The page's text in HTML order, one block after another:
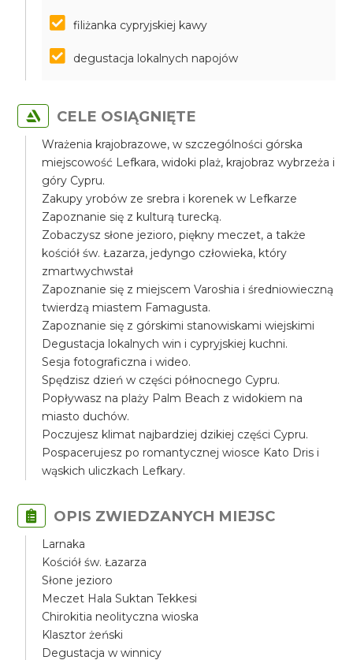
filiżanka cypryjskiej kawy
degustacja lokalnych napojów
CELE OSIĄGNIĘTE
Wrażenia krajobrazowe, w szczególności górska
miejscowość Lefkara, widoki plaż, krajobraz wybrzeża i
góry Cypru.
Zakupy yrobów ze srebra i korenek w Lefkarze
Zapoznanie się z kulturą turecką.
Zobaczysz słone jezioro, piękny meczet, a także
kościół św. Łazarza, jedyngo człowieka, który
zmartwychwstał
Zapoznanie się z miejscem Varoshia i średniowieczną
twierdzą miastem Famagusta.
Zapoznanie się z górskimi stanowiskami wiejskimi
Degustacja lokalnych win i cypryjskiej kuchni.
Sesja fotograficzna i wideo.
Spędzisz dzień w części północnego Cypru.
Popływasz na plaży Palm Beach z widokiem na
miasto duchów.
Poczujesz klimat najbardziej dzikiej części Cypru.
Pospacerujesz po romantycznej wiosce Kato Dris i
wąskich uliczkach Lefkary.
OPIS ZWIEDZANYCH MIEJSC
Larnaka
Kościół św. Łazarza
Słone jezioro
Meczet Hala Suktan Tekkesi
Chirokitia neolityczna wioska
Klasztor żeński
Degustacja w winnicy